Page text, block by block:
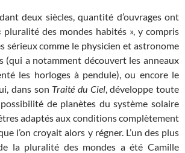
deux siècles, quantité d’ouvrages ont
des mondes habités », y compris
sérieux comme le physicien et astronome
(qui a notamment découvert les anneaux
les horloges à pendule), ou encore le
dans son Traité du Ciel, développe toute
de planètes du système solaire
adaptés aux conditions complètement
l’on croyait alors y régner. L’un des plus
la pluralité des mondes a été Camille